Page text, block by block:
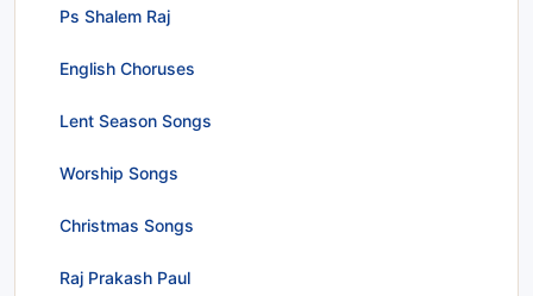
Ps Shalem Raj
English Choruses
Lent Season Songs
Worship Songs
Christmas Songs
Raj Prakash Paul